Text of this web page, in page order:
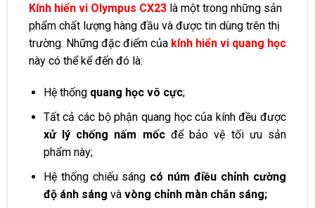
Kính hiển vi Olympus CX23 là một trong những sản
phẩm chất lượng hàng đầu và được tin dùng trên thị
trường. Những đặc điểm của kính hiển vi quang học
này có thể kể đến đó là:
Hệ thốngquang học vô cực;
Tất cả các bộ phận quang học của kính đều được
xử lý chống nấm mốcđể bảo vệ tối ưu sản
phẩm này;
Hệ thống chiếu sáng có núm điều chỉnh cường
độ ánh sáng và vòng chỉnh màn chắn sáng;